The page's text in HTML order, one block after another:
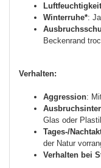
Luftfeuchtigkeit
Winterruhe*: Ja
Beckenrand
Verhalten:
Aggression:
Glas oder
Tages-/
der Natur
Verhalten bei